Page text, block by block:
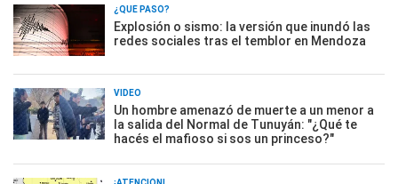
¿QUÉ PASÓ?
Explosión o sismo: la versión que inundó las
redes sociales tras el temblor en Mendoza
VIDEO
Un hombre amenazó de muerte a un menor a
la salida del Normal de Tunuyán: "¿Qué te
hacés el mafioso si sos un princeso?"